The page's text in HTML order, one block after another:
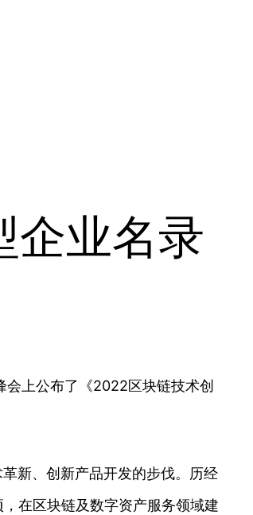
企业名录
会上公布了《2022区块链技术创
新、创新产品开发的步伐。历经
在区块链及数字资产服务领域建